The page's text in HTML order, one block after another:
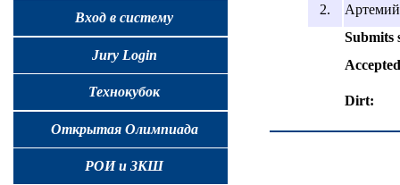
Вход в систему
Jury Login
Технокубок
Открытая Олимпиада
РОИ и ЗКШ
2.
Submits
Dirt: